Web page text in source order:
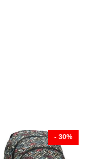
- 30%